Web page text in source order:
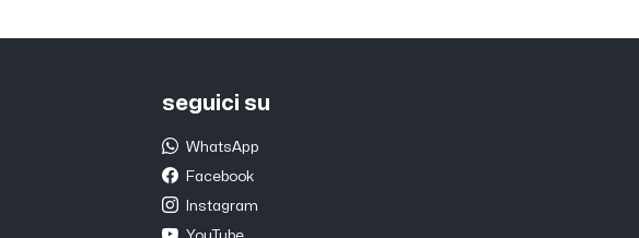
seguici su
WhatsApp
Facebook
Instagram
YouTube